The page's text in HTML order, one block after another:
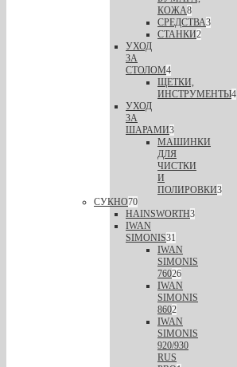
КОЖА8
СРЕДСТВА3
СТАНКИ2
УХОД
ЗА
СТОЛОМ4
ЩЕТКИ,
ИНСТРУМЕНТЫ4
УХОД
ЗА
ШАРАМИ3
МАШИНКИ
ДЛЯ
ЧИСТКИ
И
ПОЛИРОВКИ3
СУКНО70
HAINSWORTH3
IWAN
SIMONIS31
IWAN
SIMONIS
76026
IWAN
SIMONIS
8602
IWAN
SIMONIS
920/930
RUS